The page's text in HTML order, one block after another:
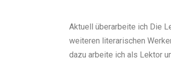
Aktuell überarbeite ich Die
weiteren literarischen
dazu arbeite ich als Lektor